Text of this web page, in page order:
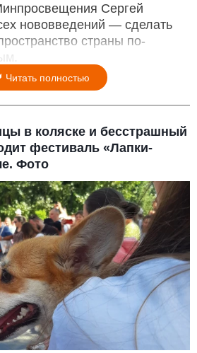
Сергей
нововведений — сделать
страны по-
Читать полностью
в коляске и бесстрашный
фестиваль «Лапки-
Фото